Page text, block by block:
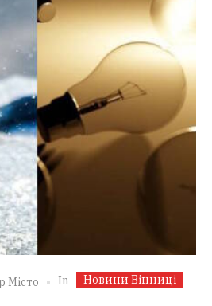
Місто In Новини Вінниці